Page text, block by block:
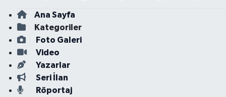
Ana Sayfa
Kategoriler
Foto Galeri
Video
Yazarlar
Seri İlan
Röportaj